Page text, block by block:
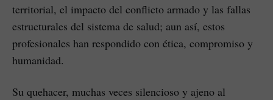
territorial, el impacto del conflicto armado y las fallas
estructurales del sistema de salud; aun así, estos
profesionales han respondido con ética, compromiso y
humanidad.
Su quehacer, muchas veces silencioso y ajeno al